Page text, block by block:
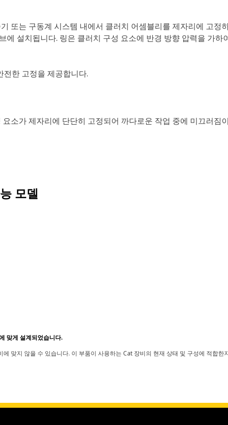
또는 구동계 시스템 내에서 클러치 어셈블리를 제자리에 고
에 설치됩니다. 링은 클러치 구성 요소에 반경 방향 압력을 가
전한 고정을 제공합니다.
소가 제자리에 단단히 고정되어 까다로운 작업 중에 미끄러짐
모델
맞게 설계되었습니다.
맞지 않을 수 있습니다. 이 부품이 사용하는 Cat 장비의 현재 상태 및 구성에 적합